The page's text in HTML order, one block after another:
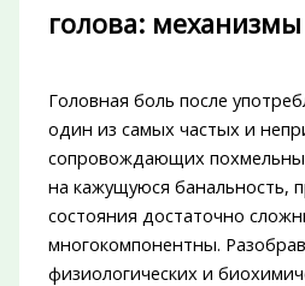
голова:
Головная боль после
один из самых частых и
сопровождающих
на кажущуюся банальность,
состояния достаточно
многокомпонентны.
физиологических и